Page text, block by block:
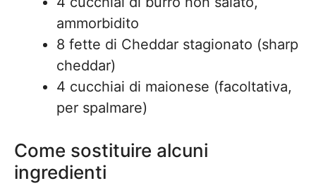
ammorbidito
8 fette di Cheddar stagionato (sharp
cheddar)
4 cucchiai di maionese (facoltativa,
per spalmare)
Come sostituire alcuni
ingredienti